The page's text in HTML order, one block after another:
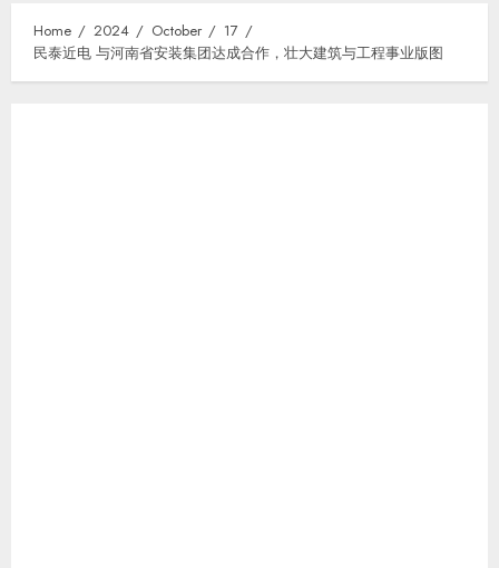
Home 2024 October
17
民泰近电 与河南省安装集团达成合作，壮大建筑与工程事业版图